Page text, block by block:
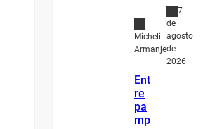
Micheli
Armanje
7
de
agosto
de
2026
Ent
re
pa
mp